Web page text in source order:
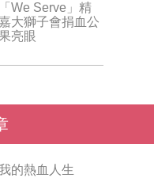
We Serve」精
大獅子會捐血公
亮眼
的熱血人生